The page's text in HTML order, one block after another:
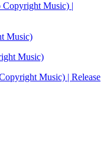
Music) |
Music)
Music)
Music) | Release